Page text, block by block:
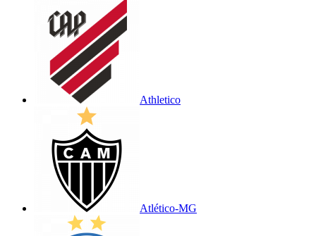
Athletico
Atlético-MG